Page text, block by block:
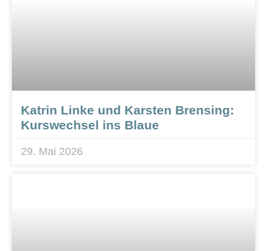
Katrin Linke und Karsten Brensing:
Kurswechsel ins Blaue
29. Mai 2026